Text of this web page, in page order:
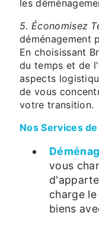
les
5. Économisez
déménagement
En choisissant
du temps et de
aspects
de vous
votre transition.
Nos Services
vous
charge
biens